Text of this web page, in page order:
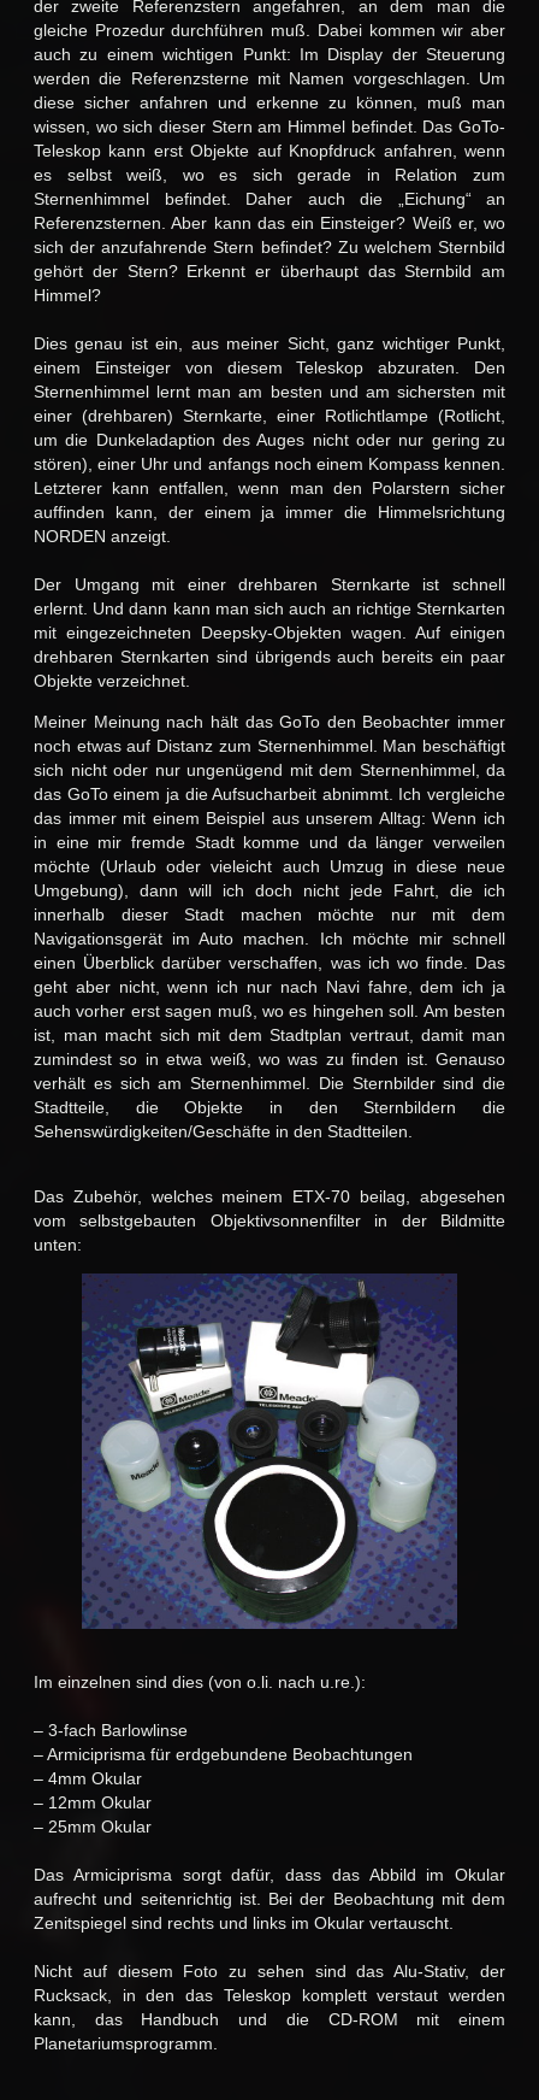
der zweite Referenzstern angefahren, an dem man die
gleiche Prozedur durchführen muß. Dabei kommen wir aber
auch zu einem wichtigen Punkt: Im Display der Steuerung
werden die Referenzsterne mit Namen vorgeschlagen. Um
diese sicher anfahren und erkenne zu können, muß man
wissen, wo sich dieser Stern am Himmel befindet. Das GoTo-
Teleskop kann erst Objekte auf Knopfdruck anfahren, wenn
es selbst weiß, wo es sich gerade in Relation zum
Sternenhimmel befindet. Daher auch die „Eichung“ an
Referenzsternen. Aber kann das ein Einsteiger? Weiß er, wo
sich der anzufahrende Stern befindet? Zu welchem Sternbild
gehört der Stern? Erkennt er überhaupt das Sternbild am
Himmel?
Dies genau ist ein, aus meiner Sicht, ganz wichtiger Punkt,
einem Einsteiger von diesem Teleskop abzuraten. Den
Sternenhimmel lernt man am besten und am sichersten mit
einer (drehbaren) Sternkarte, einer Rotlichtlampe (Rotlicht,
um die Dunkeladaption des Auges nicht oder nur gering zu
stören), einer Uhr und anfangs noch einem Kompass kennen.
Letzterer kann entfallen, wenn man den Polarstern sicher
auffinden kann, der einem ja immer die Himmelsrichtung
NORDEN anzeigt.
Der Umgang mit einer drehbaren Sternkarte ist schnell
erlernt. Und dann kann man sich auch an richtige Sternkarten
mit eingezeichneten Deepsky-Objekten wagen. Auf einigen
drehbaren Sternkarten sind übrigends auch bereits ein paar
Objekte verzeichnet.
Meiner Meinung nach hält das GoTo den Beobachter immer
noch etwas auf Distanz zum Sternenhimmel. Man beschäftigt
sich nicht oder nur ungenügend mit dem Sternenhimmel, da
das GoTo einem ja die Aufsucharbeit abnimmt. Ich vergleiche
das immer mit einem Beispiel aus unserem Alltag: Wenn ich
in eine mir fremde Stadt komme und da länger verweilen
möchte (Urlaub oder vieleicht auch Umzug in diese neue
Umgebung), dann will ich doch nicht jede Fahrt, die ich
innerhalb dieser Stadt machen möchte nur mit dem
Navigationsgerät im Auto machen. Ich möchte mir schnell
einen Überblick darüber verschaffen, was ich wo finde. Das
geht aber nicht, wenn ich nur nach Navi fahre, dem ich ja
auch vorher erst sagen muß, wo es hingehen soll. Am besten
ist, man macht sich mit dem Stadtplan vertraut, damit man
zumindest so in etwa weiß, wo was zu finden ist. Genauso
verhält es sich am Sternenhimmel. Die Sternbilder sind die
Stadtteile, die Objekte in den Sternbildern die
Sehenswürdigkeiten/Geschäfte in den Stadtteilen.
Das Zubehör, welches meinem ETX-70 beilag, abgesehen
vom selbstgebauten Objektivsonnenfilter in der Bildmitte
unten:
Im einzelnen sind dies (von o.li. nach u.re.):
– 3-fach Barlowlinse
– Armiciprisma für erdgebundene Beobachtungen
– 4mm Okular
– 12mm Okular
– 25mm Okular
Das Armiciprisma sorgt dafür, dass das Abbild im Okular
aufrecht und seitenrichtig ist. Bei der Beobachtung mit dem
Zenitspiegel sind rechts und links im Okular vertauscht.
Nicht auf diesem Foto zu sehen sind das Alu-Stativ, der
Rucksack, in den das Teleskop komplett verstaut werden
kann, das Handbuch und die CD-ROM mit einem
Planetariumsprogramm.